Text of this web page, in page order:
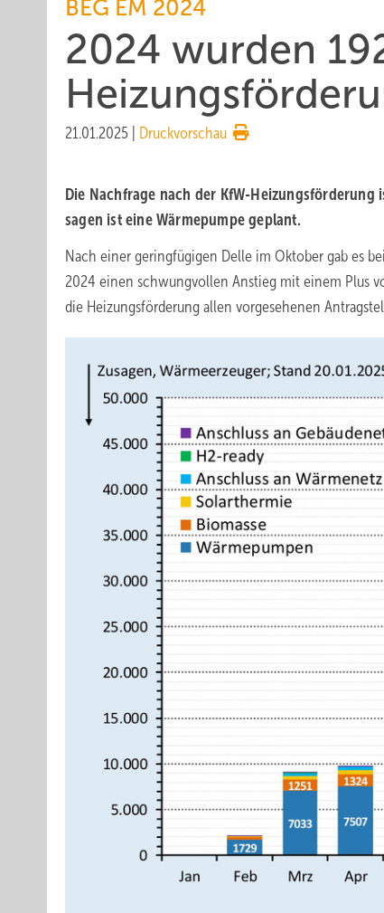
BEG EM 2024
2024 wurden
21.01.2025 Druckvorschau
Die Nachfrage nach der KfW-
sa­gen ist eine Wärme­pum­pe geplant.
Nach einer geringfügigen Delle im Oktober gab es
2024 einen schwungvollen Anstieg mit einem Plus
die Heizungsförderung allen vorgesehenen